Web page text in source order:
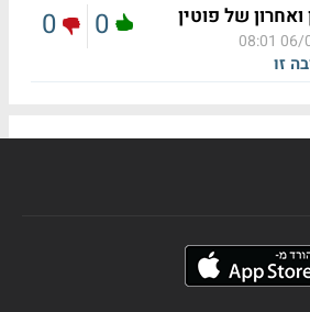
של פוטין
06/
זו
0
0